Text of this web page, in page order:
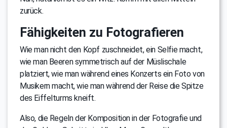
zurück.
Fähigkeiten zu Fotografieren
Wie man nicht den Kopf zuschneidet, ein Selfie macht,
wie man Beeren symmetrisch auf der Müslischale
platziert, wie man während eines Konzerts ein Foto von
Musikern macht, wie man während der Reise die Spitze
des Eiffelturms kneift.
Also, die Regeln der Komposition in der Fotografie und